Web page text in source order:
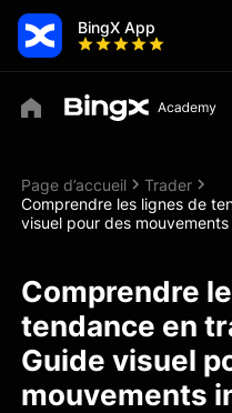
BingX App
Page d’accueil
Trader
Comprendre les lignes de
visuel pour des
Comprendre
tendance en
Guide visuel
mouvements